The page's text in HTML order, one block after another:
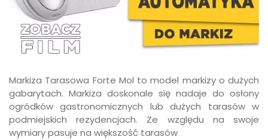
Markiza Tarasowa Forte Mol to model markizy o dużych
gabarytach. Markiza doskonale się nadaje do osłony
ogródków gastronomicznych lub dużych tarasów w
podmiejskich rezydencjach. Ze względu na swoje
wymiary pasuje na większość tarasów